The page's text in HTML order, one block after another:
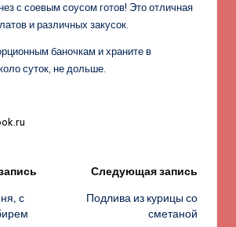
с соевым соусом готов! Это отличная
и различных закусок.
баночкам и храните в
суток, не дольше.
с
Следующая запись
Подлива из курицы со
сметаной